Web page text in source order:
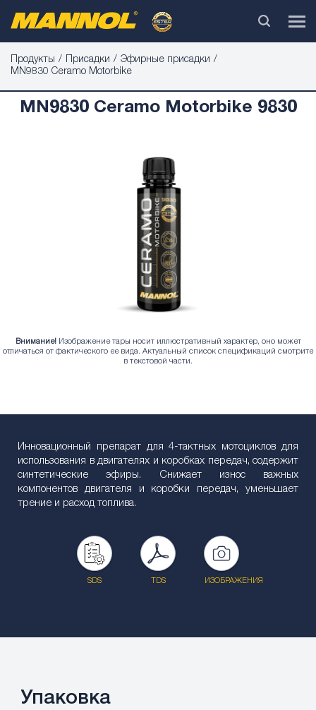
Продукты Присадки
Эфирные присадки
MN9830 Ceramo Motorbike
MN9830 Ceramo Motorbike 9830
Внимание! Изображение тары носит иллюстративный характер, оно может
отличаться от фактического ее вида. Актуальный список спецификаций смотрите
в текстовой части.
Инновационный препарат для 4-тактных мотоциклов для
использования в двигателях и коробках передач, содержит
синтетические эфиры. Снижает износ важных
компонентов двигателя и коробки передач, уменьшает
трение и расход топлива.
SDS TDS ИЗОБРАЖЕНИЯ
Упаковка